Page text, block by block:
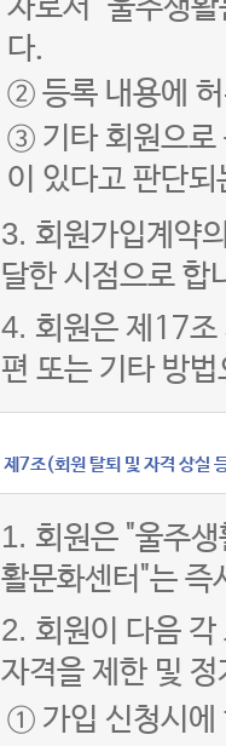
자로서 "울주생
다.
② 등록 내용에
③ 기타 회원으로
이 있다고 판단되
3. 회원가입계약
달한 시점으로 합
4. 회원은 제17조
편 또는 기타 방
제7조(회원 탈퇴 및 자격 상실
1. 회원은 "울주
활문화센터"는 즉
2. 회원이 다음
자격을 제한 및
① 가입 신청시에